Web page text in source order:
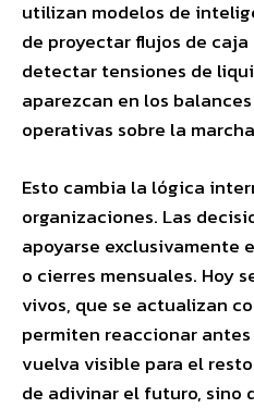
utilizan modelos de
de proyectar flujos de
detectar tensiones de
aparezcan en los
operativas sobre la marcha
Esto cambia la lógica
organizaciones. Las
apoyarse exclusivamente
o cierres mensuales. Hoy
vivos, que se actualizan
permiten reaccionar
vuelva visible para el
de adivinar el futuro, sino